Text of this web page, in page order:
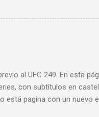
de pies. A continuación
tierra o pera loca. En esta
al UFC 249. En esta
con subtítulos en
pagina con un nuevo